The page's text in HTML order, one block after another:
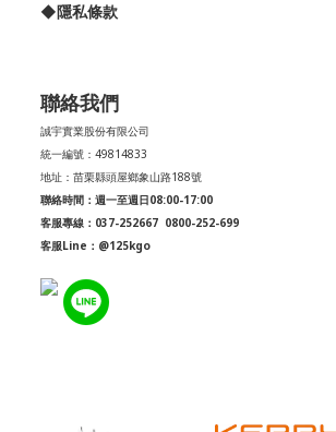
◆隱私條款
聯絡我們
誠宇實業股份有限公司
統一編號：49814833
地址：苗栗縣頭屋鄉象山路188號
聯絡時間：週一至週日08:00-17:00
客服專線：037-252667 0800-252-699
客服Line：@125kgo